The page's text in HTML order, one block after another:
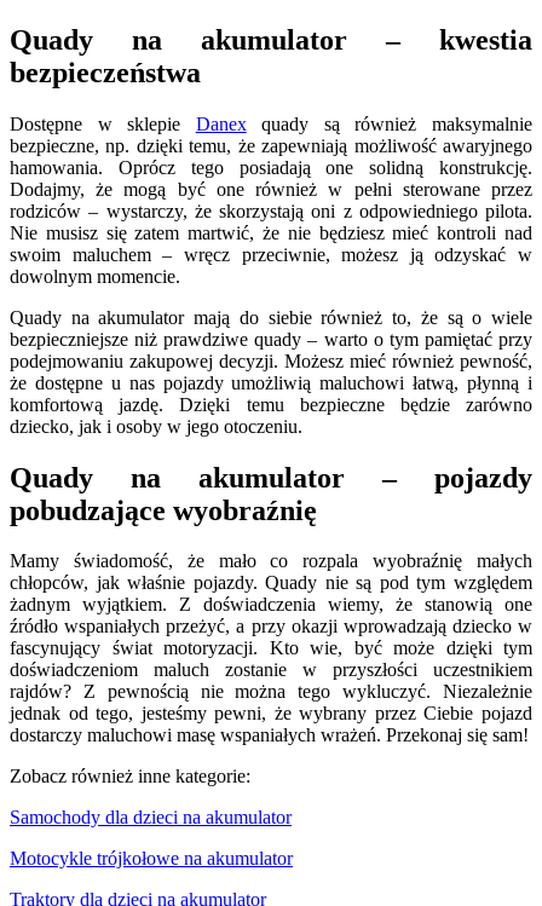
Quady na akumulator – kwestia
bezpieczeństwa
Dostępne w sklepie Danexquady są również maksymalnie
bezpieczne, np. dzięki temu, że zapewniają możliwość awaryjnego
hamowania. Oprócz tego posiadają one solidną konstrukcję.
Dodajmy, że mogą być one również w pełni sterowane przez
rodziców – wystarczy, że skorzystają oni z odpowiedniego pilota.
Nie musisz się zatem martwić, że nie będziesz mieć kontroli nad
swoim maluchem – wręcz przeciwnie, możesz ją odzyskać w
dowolnym momencie.
Quady na akumulator mają do siebie również to, że są o wiele
bezpieczniejsze niż prawdziwe quady – warto o tym pamiętać przy
podejmowaniu zakupowej decyzji. Możesz mieć również pewność,
że dostępne u nas pojazdy umożliwią maluchowi łatwą, płynną i
komfortową jazdę. Dzięki temu bezpieczne będzie zarówno
dziecko, jak i osoby w jego otoczeniu.
Quady na akumulator – pojazdy
pobudzające wyobraźnię
Mamy świadomość, że mało co rozpala wyobraźnię małych
chłopców, jak właśnie pojazdy. Quady nie są pod tym względem
żadnym wyjątkiem. Z doświadczenia wiemy, że stanowią one
źródło wspaniałych przeżyć, a przy okazji wprowadzają dziecko w
fascynujący świat motoryzacji. Kto wie, być może dzięki tym
doświadczeniom maluch zostanie w przyszłości uczestnikiem
rajdów? Z pewnością nie można tego wykluczyć. Niezależnie
jednak od tego, jesteśmy pewni, że wybrany przez Ciebie pojazd
dostarczy maluchowi masę wspaniałych wrażeń. Przekonaj się sam!
Zobacz również inne kategorie:
Samochody dla dzieci na akumulator
Motocykle trójkołowe na akumulator
Traktory dla dzieci na akumulator